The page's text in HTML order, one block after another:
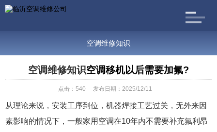
空调维修知识
空调维修知识空调移机以后需要加氟?
点击： 540 发布日期：2025/12/11
从理论来说，安装工序到位，机器焊接工艺过关，无外来因
素影响的情况下，一般家用空调在10年内不需要补充氟利昂